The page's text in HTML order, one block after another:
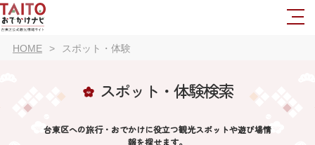
HOME スポット・体験
スポット・体験検索
台東区への旅行・おでかけに役立つ観光スポットや遊び場情
報を探せます。